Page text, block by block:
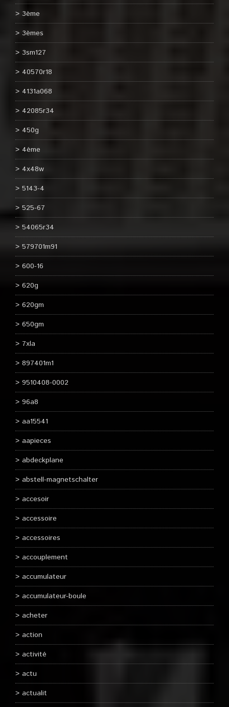
3ème
3èmes
3sm127
40570r18
4131a068
42085r34
450g
4ème
4x48w
5143-4
525-67
54065r34
579701m91
600-16
620g
620gm
650gm
7xla
897401m1
9510408-0002
96a8
aa15541
aapieces
abdeckplane
abstell-magnetschalter
accesoir
accessoire
accessoires
accouplement
accumulateur
accumulateur-boule
acheter
action
activité
actu
actualit